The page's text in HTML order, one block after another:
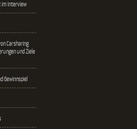
im Interview
Carsharing
und Ziele
Gewinnspiel